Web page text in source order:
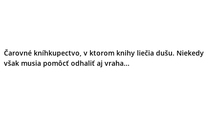
Čarovné kníhkupectvo, v ktorom knihy liečia dušu. Niekedy
však musia pomôcť odhaliť aj vraha...